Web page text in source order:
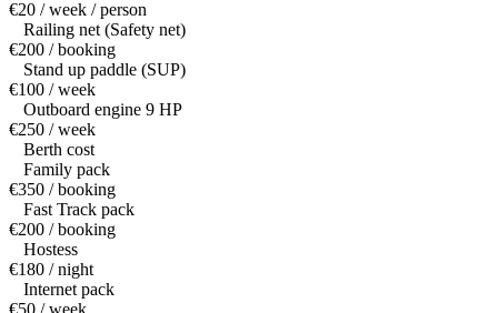
€20 / week / person
Railing net (Safety net)
€200 / booking
Stand up paddle (SUP)
€100 / week
Outboard engine 9 HP
€250 / week
Berth cost
Family pack
€350 / booking
Fast Track pack
€200 / booking
Hostess
€180 / night
Internet pack